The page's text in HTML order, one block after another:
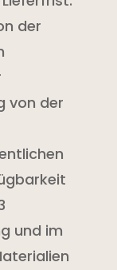
der
von der
und im